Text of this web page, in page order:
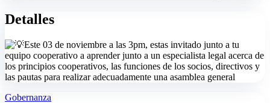
Detalles
Este 03 de noviembre a las 3pm, estas invitado junto a tu
equipo cooperativo a aprender junto a un especialista legal acerca de
los principios cooperativos, las funciones de los socios, directivos y
las pautas para realizar adecuadamente una asamblea general
Gobernanza